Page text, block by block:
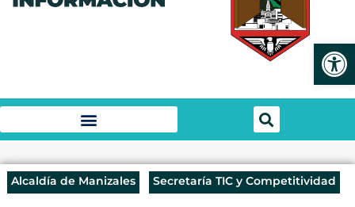
Alcaldía de Manizales Secretaría TIC y Competitividad